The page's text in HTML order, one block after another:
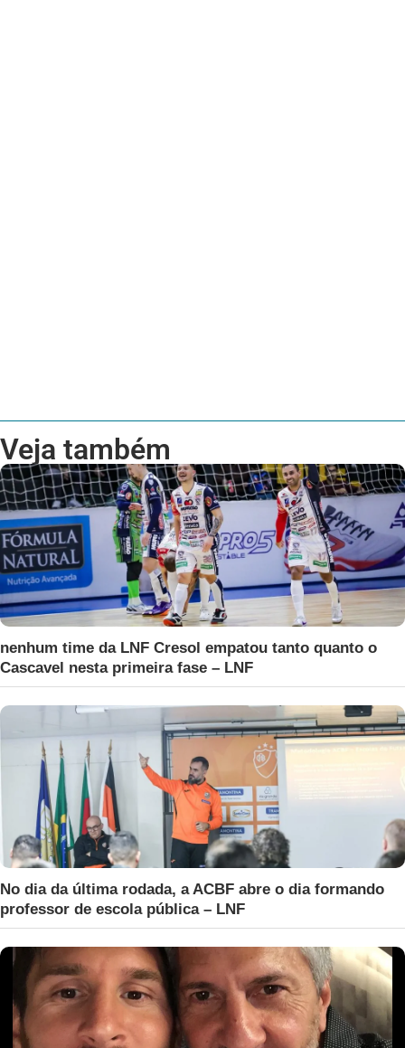
Veja também
nenhum time da LNF Cresol empatou tanto quanto o
Cascavel nesta primeira fase – LNF
No dia da última rodada, a ACBF abre o dia formando
professor de escola pública – LNF